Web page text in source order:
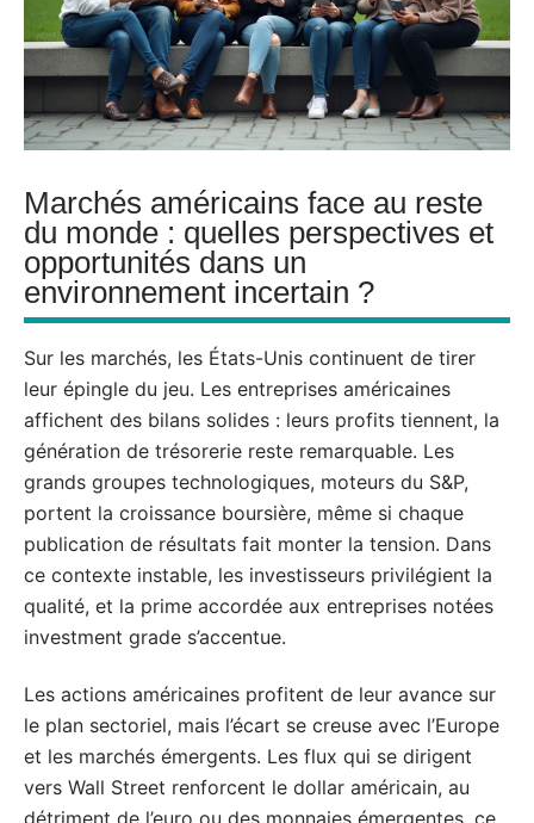
Marchés américains face au reste
du monde : quelles perspectives et
opportunités dans un
environnement incertain ?
Sur les marchés, les États-Unis continuent de tirer
leur épingle du jeu. Les entreprises américaines
affichent des bilans solides : leurs profits tiennent, la
génération de trésorerie reste remarquable. Les
grands groupes technologiques, moteurs du S&P,
portent la croissance boursière, même si chaque
publication de résultats fait monter la tension. Dans
ce contexte instable, les investisseurs privilégient la
qualité, et la prime accordée aux entreprises notées
investment grade s’accentue.
Les actions américaines profitent de leur avance sur
le plan sectoriel, mais l’écart se creuse avec l’Europe
et les marchés émergents. Les flux qui se dirigent
vers Wall Street renforcent le dollar américain, au
détriment de l’euro ou des monnaies émergentes, ce